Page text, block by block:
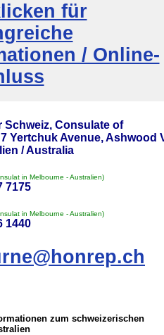
für
/ Online-
Schweiz, Consulate of
Yertchuk Avenue, Ashwood
/ Australia
in Melbourne - Australien)
7175
in Melbourne - Australien)
1440
zum schweizerischen